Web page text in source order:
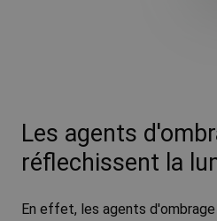
Les agents
réflechissent la
En effet, les agents